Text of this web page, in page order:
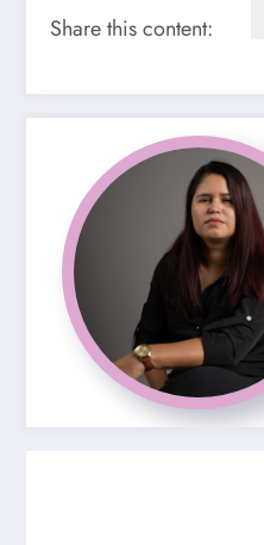
Share this content: